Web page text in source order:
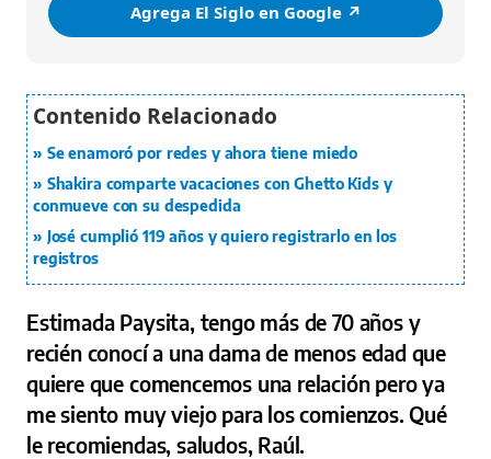
Agrega El Siglo en Google ↗️
Se enamoró por redes y ahora tiene miedo
Shakira comparte vacaciones con Ghetto Kids y
conmueve con su despedida
José cumplió 119 años y quiero registrarlo en los
registros
Estimada Paysita, tengo más de 70 años y
recién conocí a una dama de menos edad que
quiere que comencemos una relación pero ya
me siento muy viejo para los comienzos. Qué
le recomiendas, saludos, Raúl.